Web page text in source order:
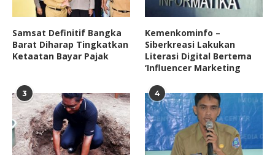
Samsat Definitif Bangka
Barat Diharap Tingkatkan
Ketaatan Bayar Pajak
Kemenkominfo –
Siberkreasi Lakukan
Literasi Digital Bertema
‘Influencer Marketing
3 4